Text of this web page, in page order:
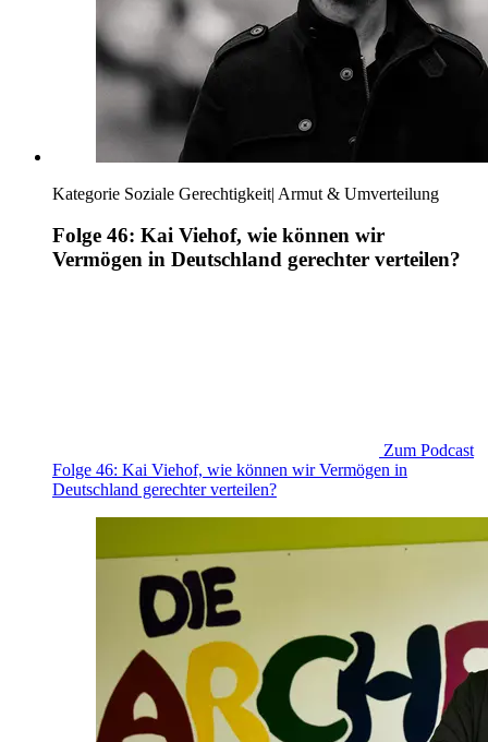
Kategorie Soziale Gerechtigkeit| Armut & Umverteilung
Folge 46: Kai Viehof, wie können wir
Vermögen in Deutschland gerechter verteilen?
Zum Podcast
Folge 46: Kai Viehof, wie können wir Vermögen in
Deutschland gerechter verteilen?